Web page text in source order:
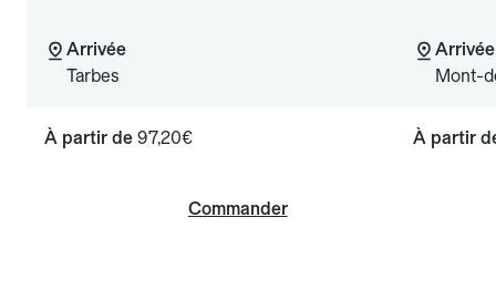
Arrivée
Tarbes
À partir de 97,20€
Commander
Arrivée
Mont-
À partir